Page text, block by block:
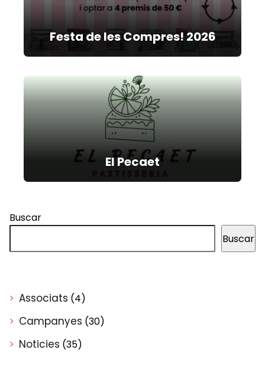
Festa de les Compres! 2026
El Pecaet
Buscar
Buscar
Associats (4)
Campanyes (30)
Noticies (35)